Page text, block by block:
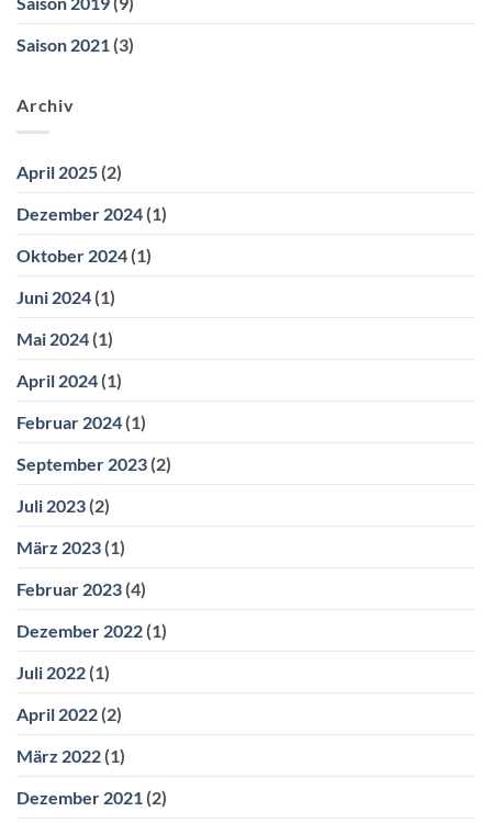
Saison 2021 (3)
Archiv
April 2025 (2)
Dezember 2024 (1)
Oktober 2024 (1)
Juni 2024 (1)
Mai 2024 (1)
April 2024 (1)
Februar 2024 (1)
September 2023 (2)
Juli 2023 (2)
März 2023 (1)
Februar 2023 (4)
Dezember 2022 (1)
Juli 2022 (1)
April 2022 (2)
März 2022 (1)
Dezember 2021 (2)